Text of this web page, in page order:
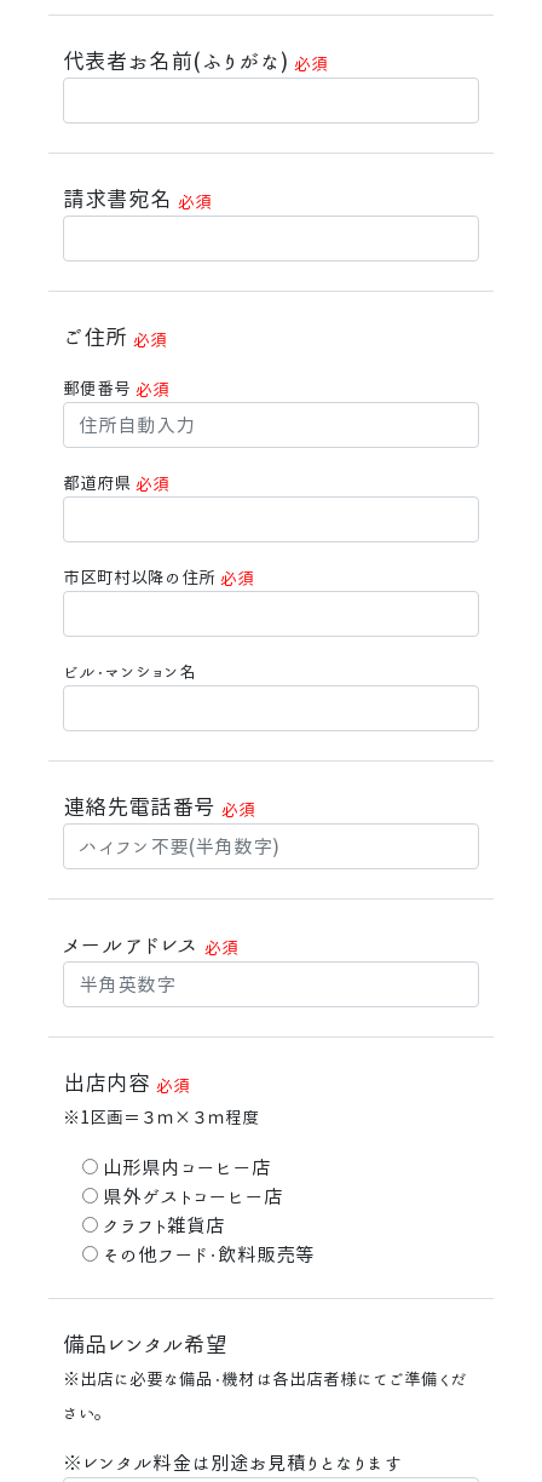
代表者お名前(ふりがな) 必須
請求書宛名 必須
ご住所 必須
郵便番号 必須
都道府県 必須
市区町村以降の住所 必須
ビル・マンション名
連絡先電話番号 必須
メールアドレス 必須
出店内容 必須
※1区画＝３ｍ×３ｍ程度
山形県内コーヒー店
県外ゲストコーヒー店
クラフト雑貨店
その他フード・飲料販売等
備品レンタル希望
※出店に必要な備品・機材は各出店者様にてご準備くだ
さい。
※レンタル料金は別途お見積りとなります